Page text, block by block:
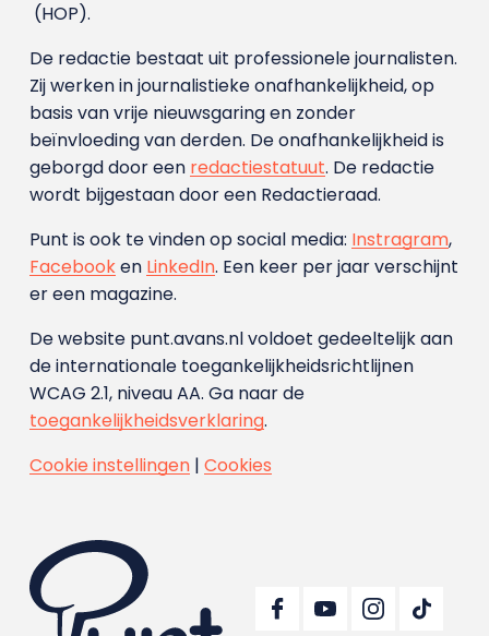
(HOP).
De redactie bestaat uit professionele journalisten.
Zij werken in journalistieke onafhankelijkheid, op
basis van vrije nieuwsgaring en zonder
beïnvloeding van derden. De onafhankelijkheid is
geborgd door een redactiestatuut. De redactie
wordt bijgestaan door een Redactieraad.
Punt is ook te vinden op social media: Instragram,
Facebooken LinkedIn. Een keer per jaar verschijnt
er een magazine.
De website punt.avans.nl voldoet gedeeltelijk aan
de internationale toegankelijkheidsrichtlijnen
WCAG 2.1, niveau AA. Ga naar de
toegankelijkheidsverklaring.
Cookie instellingen| Cookies